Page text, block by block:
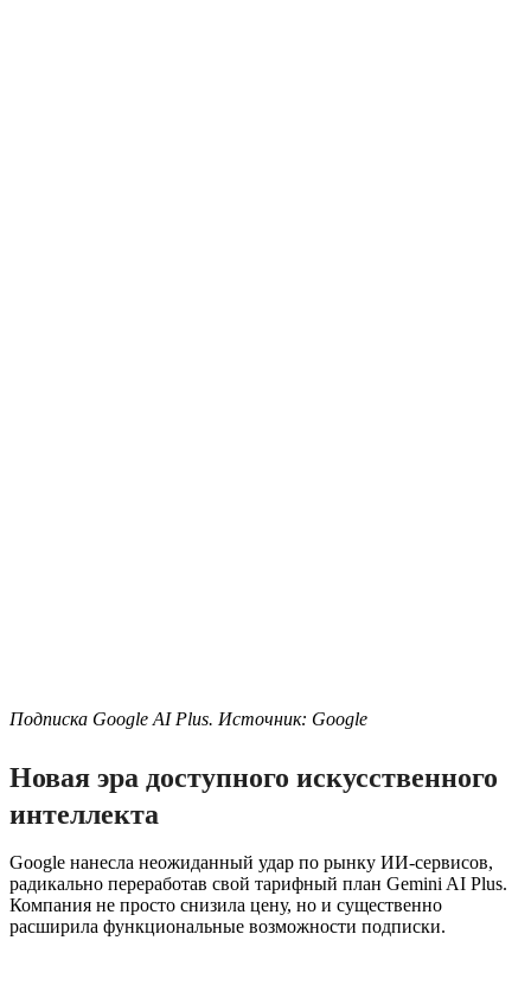
Подписка Google AI Plus. Источник: Google
Новая эра доступного искусственного
интеллекта
Google нанесла неожиданный удар по рынку ИИ-сервисов,
радикально переработав свой тарифный план Gemini AI Plus.
Компания не просто снизила цену, но и существенно
расширила функциональные возможности подписки.